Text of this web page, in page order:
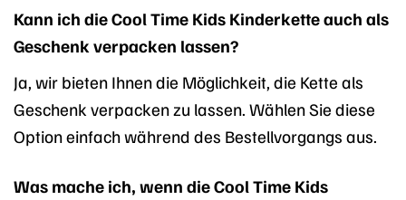
Kann ich die Cool Time Kids Kinderkette auch als
Geschenk verpacken lassen?
Ja, wir bieten Ihnen die Möglichkeit, die Kette als
Geschenk verpacken zu lassen. Wählen Sie diese
Option einfach während des Bestellvorgangs aus.
Was mache ich, wenn die Cool Time Kids